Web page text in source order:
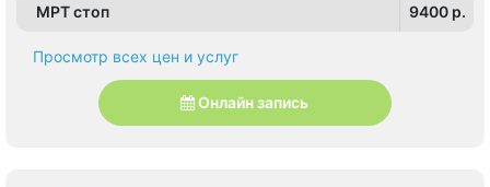
МРТ стоп 9400 p.
Просмотр всех цен и услуг
Онлайн запись